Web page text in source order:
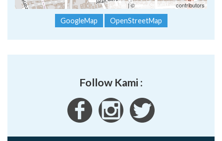
Leaflet | ©OpenStreetMap contributors
GoogleMap OpenStreetMap
Follow Kami :